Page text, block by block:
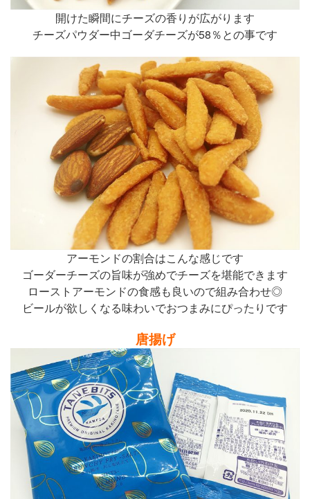
開けた瞬間にチーズの香りが広がります
チーズパウダー中ゴーダチーズが58％との事です
アーモンドの割合はこんな感じです
ゴーダーチーズの旨味が強めでチーズを堪能できます
ローストアーモンドの食感も良いので組み合わせ◎
ビールが欲しくなる味わいでおつまみにぴったりです
唐揚げ